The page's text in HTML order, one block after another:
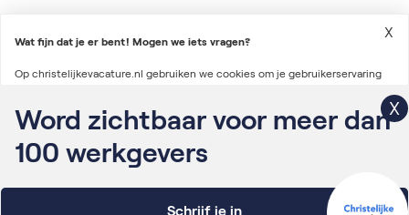
2026 © Christelijke Vacature
Voorwaarden vacatureplaatsing
Algemene voorwaarden
Onderdeel van Irys Vacaturelab
Wat fijn dat je er bent! Mogen we iets vragen?
Op christelijkevacature.nl gebruiken we cookies om je gebruikerservaring
te verbeteren en advertenties te personaliseren. We gebruiken ook cookies
om gegevens te verzamelen voor het personaliseren van content en het
meten van de effectiviteit van onze advertenties via derde partijen.
X
Word zichtbaar voor meer dan
100 werkgevers
Schrijf je in